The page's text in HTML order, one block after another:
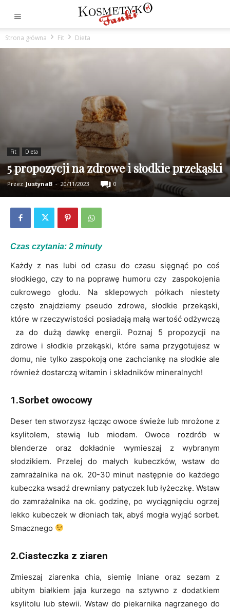
Strona główna Fit Dieta
Fit Dieta
5 propozycji na zdrowe i słodkie przekąski
Przez JustynaB - 20/11/2023 0
Czas czytania: 2 minuty
Każdy z nas lubi od czasu do czasu sięgnąć po coś
słodkiego, czy to na poprawę humoru czy zaspokojenia
cukrowego głodu. Na sklepowych półkach niestety
często znajdziemy pseudo zdrowe, słodkie przekąski,
które w rzeczywistości posiadają małą wartość odżywczą
za do dużą dawkę energii. Poznaj 5 propozycji na
zdrowe i słodkie przekąski, które sama przygotujesz w
domu, nie tylko zaspokoją one zachciankę na słodkie ale
również dostarczą witamin i składników mineralnych!
1.Sorbet owocowy
Deser ten stworzysz łącząc owoce świeże lub mrożone z
ksylitolem, stewią lub miodem. Owoce rozdrób w
blenderze oraz dokładnie wymieszaj z wybranym
słodzikiem. Przelej do małych kubeczków, wstaw do
zamrażalnika na ok. 20-30 minut następnie do każdego
kubeczka wsadź drewniany patyczek lub łyżeczkę. Wstaw
do zamrażalnika na ok. godzinę, po wyciągnięciu ogrzej
lekko kubeczek w dłoniach tak, abyś mogła wyjąć sorbet.
Smacznego
2.Ciasteczka z ziaren
Zmieszaj ziarenka chia, siemię lniane oraz sezam z
ubitym białkiem jaja kurzego na sztywno z dodatkiem
ksylitolu lub stewii. Wstaw do piekarnika nagrzanego do